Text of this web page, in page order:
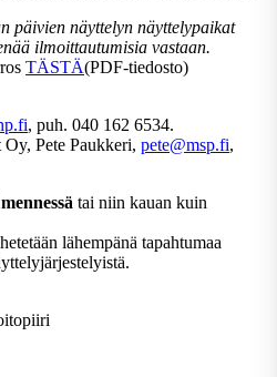
päivien näyttelyn näyttelypaikat
ilmoittautumisia vastaan.
TÄSTÄ(PDF-tiedosto)
, puh. 040 162 6534.
Pete Paukkeri, pete@msp.fi,
tai niin kauan kuin
lähempänä tapahtumaa